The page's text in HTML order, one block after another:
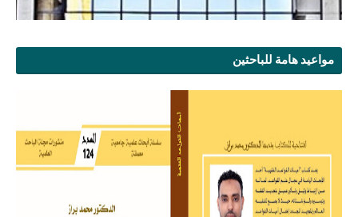
مواعيد هامة للباحثين